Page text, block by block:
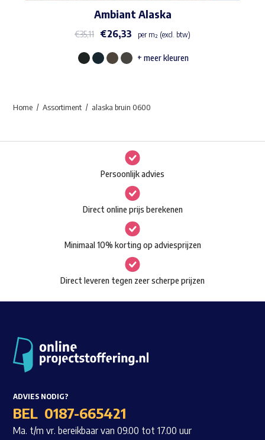
Waar ben je naar op zoek?
Ambiant Alaska
€35,11 €26,33 per m² (excl. btw)
Dit
Deze
optie
kan
gekozen
worden
op
de
productpagina
+ meer kleuren
Home Assortiment alaska bruin 0600
Persoonlijk advies
Direct online prijs berekenen
Minimaal 10% korting op adviesprijzen
Direct leveren tegen zeer scherpe prijzen
ADVIES NODIG?
BEL 0187-665421
Ma. t/m vr. bereikbaar van 09.00 tot 17.00 uur